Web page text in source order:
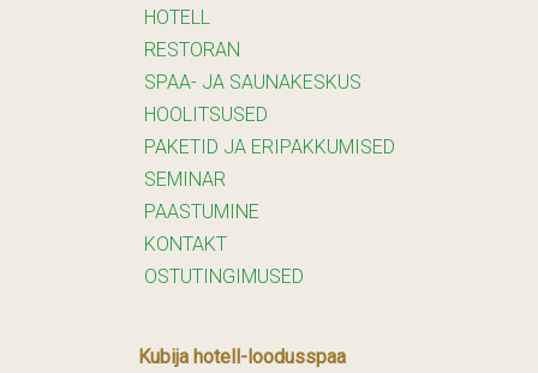
HOTELL
RESTORAN
SPAA- JA SAUNAKESKUS
HOOLITSUSED
PAKETID JA ERIPAKKUMISED
SEMINAR
PAASTUMINE
KONTAKT
OSTUTINGIMUSED
Kubija hotell-loodusspaa